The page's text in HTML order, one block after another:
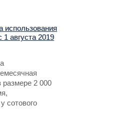
использования
1 августа 2019
размере 2 000
сотового